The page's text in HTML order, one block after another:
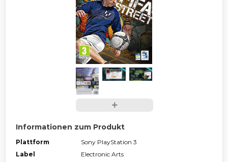
Informationen zum Produkt
Plattform
Sony PlayStation 3
Label
Electronic Arts